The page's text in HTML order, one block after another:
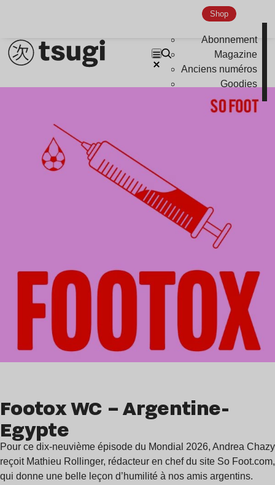
Shop
Abonnement
Magazine
Anciens numéros
Goodies
Footox WC – Argentine-
Egypte
Pour ce dix-neuvième épisode du Mondial 2026, Andrea Chazy
reçoit Mathieu Rollinger, rédacteur en chef du site So Foot.com,
qui donne une belle leçon d’humilité à nos amis argentins.